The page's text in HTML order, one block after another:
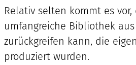
Relativ selten kommt es
umfangreiche Bibliothek aus
zurückgreifen kann, die
produziert wurden.